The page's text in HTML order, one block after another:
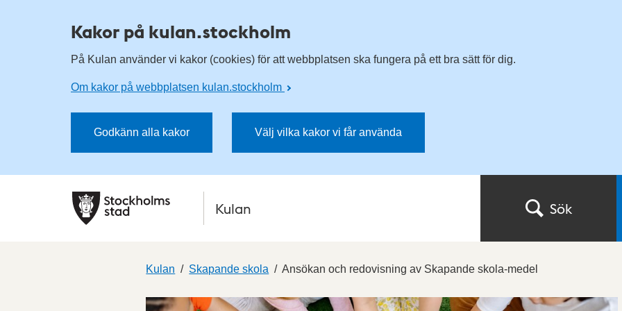
Kakor på kulan.stockholm
På Kulan använder vi kakor (cookies) för att webbplatsen ska fungera på ett bra sätt för dig.
Om kakor på webbplatsen kulan.stockholm
Godkänn alla kakor Välj vilka kakor vi får använda
Kulan Sök
Kulan Skapande skola Ansökan och redovisning av Skapande skola-medel